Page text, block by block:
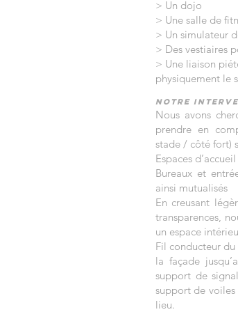
> Un dojo
> Une salle de
> Un simulateur
> Des vestiaires
> Une liaison
physiquement le
Notre
Nous avons
prendre en
stade / côté fort)
Espaces
Bureaux et
ainsi mutualisés
En creusant
transparences,
un espace
Fil conducteur
la façade
support de
support de
lieu.